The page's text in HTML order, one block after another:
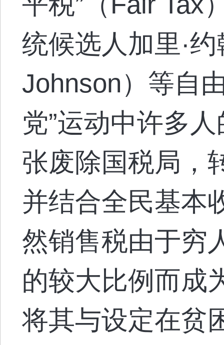
统候选人加里·
Johnson）等自
党”运动中许多
张废除国税局，
并结合全民基本
然销售税由于穷
的较大比例而成
将其与设定在贫